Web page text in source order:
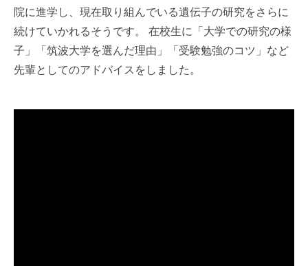
院に進学し、現在取り組んでいる遺伝子の研究をさらに
続けていかれるそうです。 在校生に「大学での研究の様
子」「筑波大学を選んだ理由」「受験勉強のコツ」など
先輩としてのアドバイスをしました。